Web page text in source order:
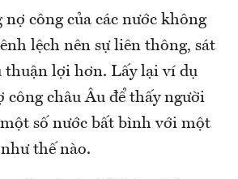
công của các nước không
lệch nên sự liên thông, sát
thuận lợi hơn. Lấy lại ví dụ
công châu Âu để thấy người
số nước bất bình với một
thế nào.